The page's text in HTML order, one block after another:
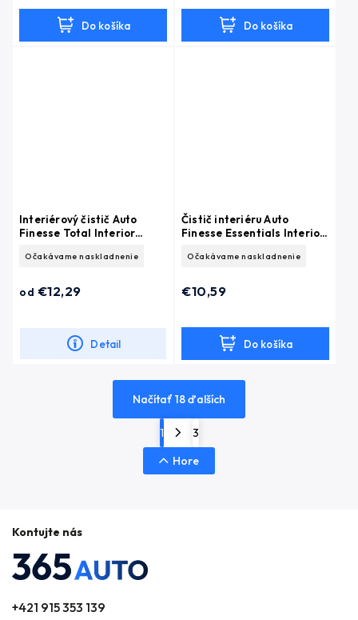
Do košíka Do košíka
Interiérový čistič Auto
Finesse Total Interior
Očakávame naskladnenie
od €12,29
Detail
Čistič interiéru Auto
Finesse Essentials Interior
Očakávame naskladnenie
€10,59
Do košíka
Načítať 18 ďalších
1
3
Hore
Kontujte nás
+421 915 353 139